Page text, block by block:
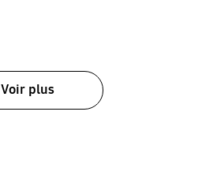
Voir plus